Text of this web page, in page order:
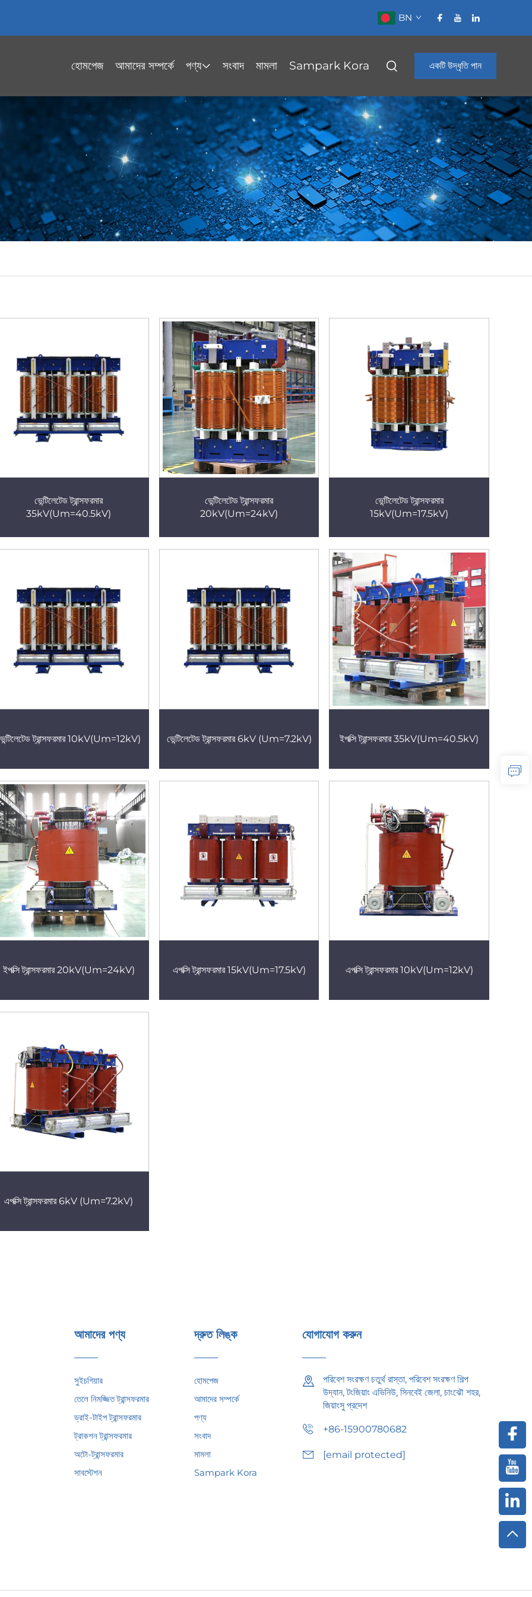
BN
হোমপেজ আমাদের সম্পর্কে পণ্য সংবাদ মামলা Sampark Kora একটি উদ্ধৃতি পান
ভেন্টিলেটেড ট্রান্সফরমার
35kV(Um=40.5kV)
ভেন্টিলেটেড ট্রান্সফরমার
20kV(Um=24kV)
ভেন্টিলেটেড ট্রান্সফরমার
15kV(Um=17.5kV)
ট্রান্সফরমার 10kV(Um=12kV) ভেন্টিলেটেড ট্রান্সফরমার 6kV (Um=7.2kV) ইপক্সি ট্রান্সফরমার 35kV(Um=40.5kV)
ইপক্সি ট্রান্সফরমার 20kV(Um=24kV) এপক্সি ট্রান্সফরমার 15kV(Um=17.5kV) এপক্সি ট্রান্সফরমার 10kV(Um=12kV)
এপক্সি ট্রান্সফরমার 6kV (Um=7.2kV)
আমাদের পণ্য
সুইচগিয়ার
তেলে নিমজ্জিত ট্রান্সফরমার
ড্রাই-টাইপ ট্রান্সফরমার
ট্রাকশন ট্রান্সফরমার
অটো-ট্রান্সফরমার
সাবস্টেশন
দ্রুত লিঙ্ক
হোমপেজ
আমাদের সম্পর্কে
পণ্য
সংবাদ
মামলা
Sampark Kora
যোগাযোগ করুন
পরিবেশ সংরক্ষণ চতুর্থ রাস্তা, পরিবেশ সংরক্ষণ শিল্প
উদ্যান, টংজিয়াং এভিনিউ, সিনবেই জেলা, চাংঝৌ শহর,
জিয়াংসু প্রদেশ
+86-15900780682
[email protected]